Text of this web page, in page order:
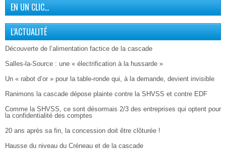
EN UN CLIC…
L’ACTUALITÉ
Découverte de l’alimentation factice de la cascade
Salles-la-Source : une « électrification à la hussarde »
Un « rabot d’or » pour la table-ronde qui, à la demande, devient invisible
Ranimons la cascade dépose plainte contre la SHVSS et contre EDF
Comme la SHVSS, ce sont désormais 2/3 des entreprises qui optent pour
la confidentialité des comptes
20 ans après sa fin, la concession doit être clôturée !
Hausse du niveau du Créneau et de la cascade